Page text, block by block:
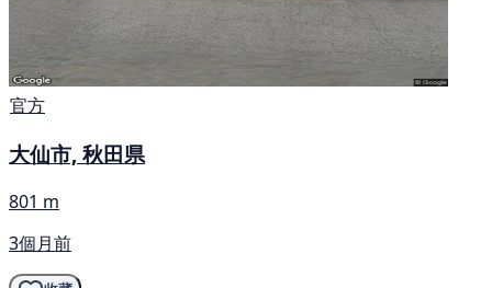
官方
大仙市, 秋田県
801 m
3個月前